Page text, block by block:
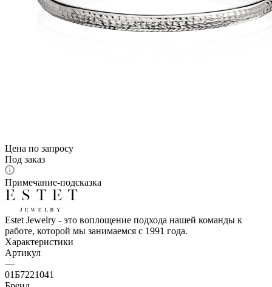
Цена по запросу
Под заказ
Примечание-подсказка
Estet Jewelry - это воплощение подхода нашей команды к
работе, которой мы занимаемся с 1991 года.
Характеристики
Артикул
—
01Б7221041